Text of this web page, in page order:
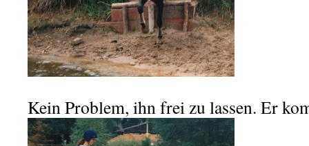
Kein Problem, ihn frei zu lassen. Er